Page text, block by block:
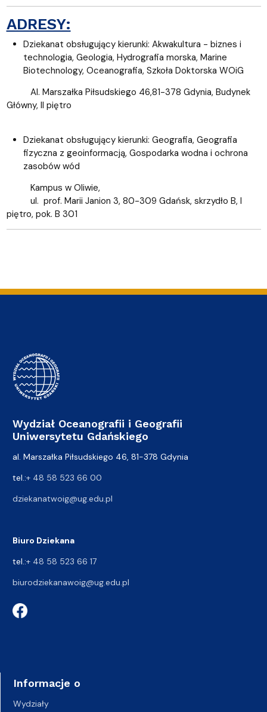
ADRESY:
Dziekanat obsługujący kierunki: Akwakultura - biznes i
technologia, Geologia, Hydrografia morska, Marine
Biotechnology, Oceanografia, Szkoła Doktorska WOiG
Al. Marszałka Piłsudskiego 46,81-378 Gdynia, Budynek
Główny, II piętro
Dziekanat obsługujący kierunki: Geografia, Geografia
fizyczna z geoinformacją, Gospodarka wodna i ochrona
zasobów wód
Kampus w Oliwie,
ul. prof. Marii Janion 3, 80-309 Gdańsk, skrzydło B, I
piętro, pok. B 301
Wydział Oceanografii i Geografii
Uniwersytetu Gdańskiego
al. Marszałka Piłsudskiego 46, 81-378 Gdynia
tel.:+ 48 58 523 66 00
dziekanatwoig@ug.edu.pl
Biuro Dziekana
tel.:+ 48 58 523 66 17
biurodziekanawoig@ug.edu.pl
Informacje o
Wydziały